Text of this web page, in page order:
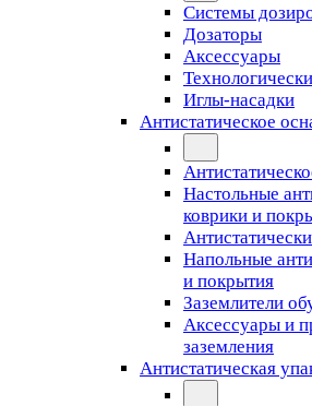
Системы
Дозаторы
Аксессуары
Иглы-насадки
Антистатическое
Настольные
коврики и
Напольные
и покрытия
Заземлители
Аксессуары и
заземления
Антистатическая